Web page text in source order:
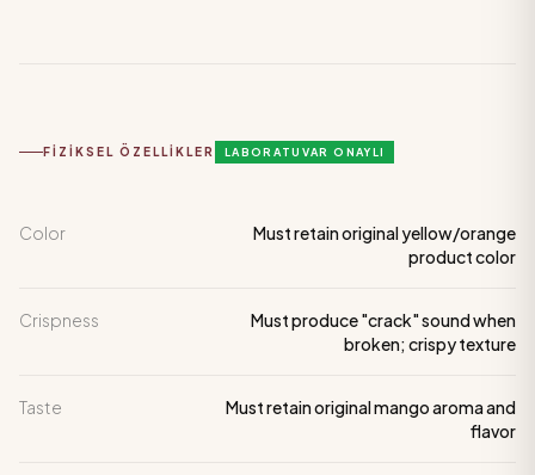
FIZIKSEL ÖZELLIKLER LABORATUVAR ONAYLI
Color
Must retain original yellow/orange
product color
Crispness
Must produce "crack" sound when
broken; crispy texture
Taste
Must retain original mango aroma and
flavor